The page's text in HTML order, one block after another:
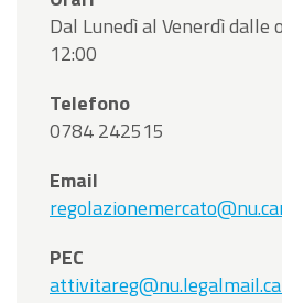
Dal Lunedì al Venerdì dalle
12:00
Telefono
0784 242515
Email
PEC